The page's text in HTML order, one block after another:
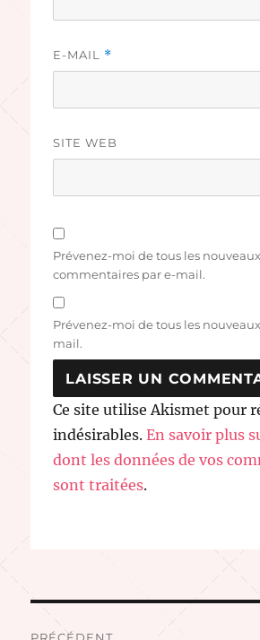
E-MAIL *
SITE WEB
Prévenez-moi de tous les nouveaux
commentaires par e-mail.
Prévenez-moi de tous les
mail.
Ce site utilise Akismet pour
indésirables.En savoir plus
dont les données de vos
sont traitées.
Navigation